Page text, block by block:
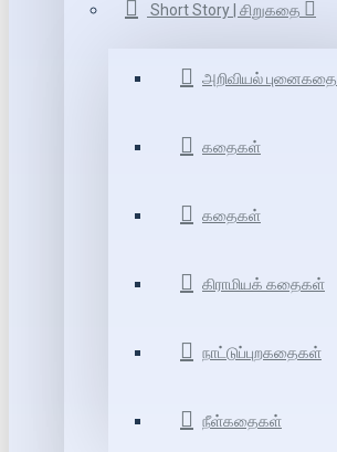
Short Story | சிறுகதை
அறிவியல் புனைகதை
கதைகள்
கதைகள்
கிராமியக் கதைகள்
நாட்டுப்புறகதைகள்
நீள்கதைகள்